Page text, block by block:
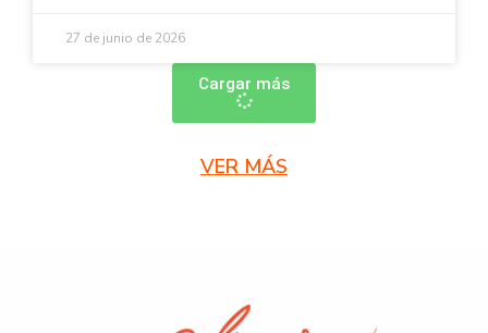
27 de junio de 2026
Cargar más
VER MÁS